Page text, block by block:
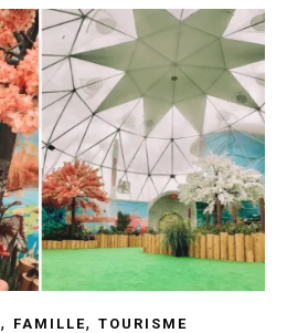
, FAMILLE, TOURISME